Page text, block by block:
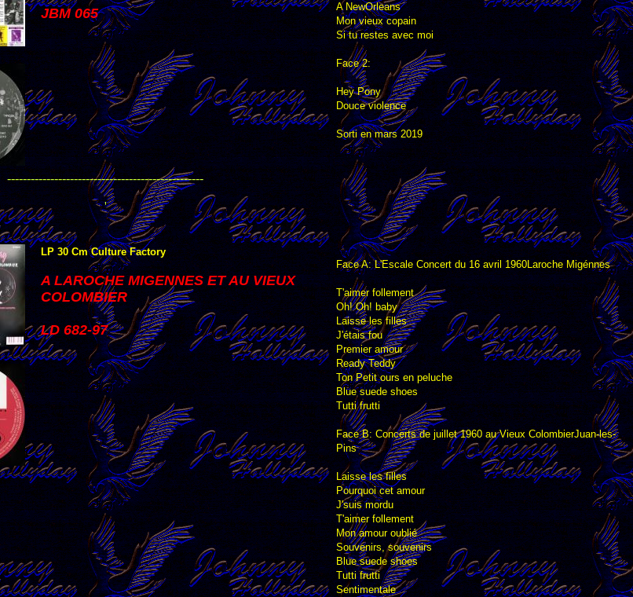
JBM 065
A NewOrleans
Mon vieux copain
Si tu restes avec moi
Face 2:
Hey Pony
Douce violence
Sorti en mars 2019
--------------------------------------------------
'
LP 30 Cm Culture Factory
A LAROCHE MIGENNES ET AU VIEUX
COLOMBIER
LD 682-97
Face A: L'Escale Concert du 16 avril 1960Laroche Migénnes
T'aimer follement
Oh! Oh! baby
Laisse les filles
J'étais fou
Premier amour
Ready Teddy
Ton Petit ours en peluche
Blue suede shoes
Tutti frutti
Face B: Concerts de juillet 1960 au Vieux ColombierJuan-les-
Pins
Laisse les filles
Pourquoi cet amour
J'suis mordu
T'aimer follement
Mon amour oublié
Souvenirs, souvenirs
Blue suede shoes
Tutti frutti
Sentimentale